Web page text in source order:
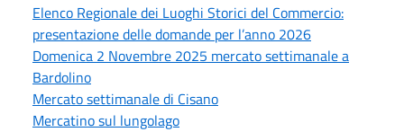
Elenco Regionale dei Luoghi Storici del Commercio:
presentazione delle domande per l’anno 2026
Domenica 2 Novembre 2025 mercato settimanale a
Bardolino
Mercato settimanale di Cisano
Mercatino sul lungolago